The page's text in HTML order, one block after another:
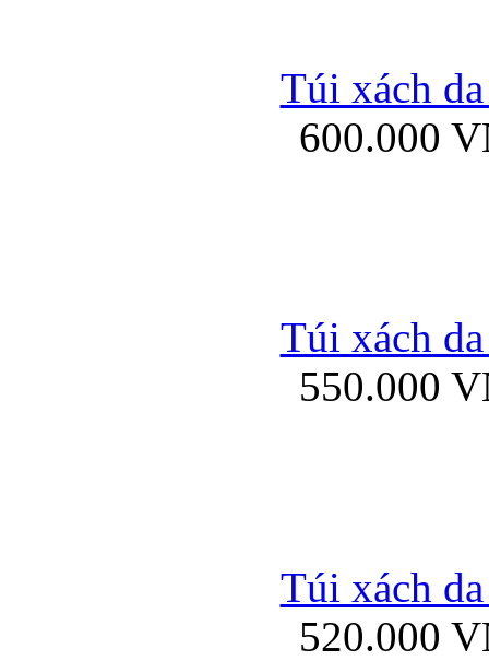
Bao da iPhone 5
Bao da iPad
Túi xách
600.000
Túi xách
550.000
Túi xách
520.000